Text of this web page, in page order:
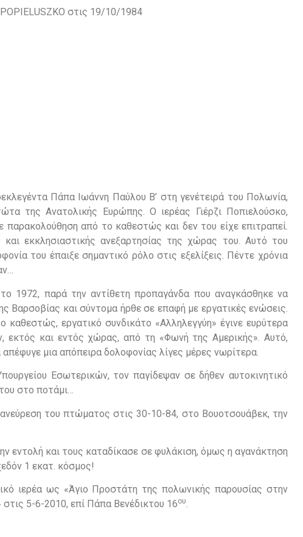
στις 19/10/1984
Πάπα Ιωάννη Παύλου Β’ στη γενέτειρά του Πολωνία,
της Ανατολικής Ευρώπης. Ο ιερέας Γιέρζι Ποπιελούσκο,
από το καθεστώς και δεν του είχε επιτραπεί.
εκκλησιαστικής ανεξαρτησίας της χώρας του. Αυτό του
του έπαιξε σημαντικό ρόλο στις εξελίξεις. Πέντε χρόνια
1972, παρά την αντίθετη προπαγάνδα που αναγκάσθηκε να
Βαρσοβίας και σύντομα ήρθε σε επαφή με εργατικές ενώσεις.
εργατικό συνδικάτο «Αλληλεγγύη» έγινε ευρύτερα
εκτός και εντός χώρας, από τη «Φωνή της Αμερικής». Αυτό,
μια απόπειρα δολοφονίας λίγες μέρες νωρίτερα.
Εσωτερικών, τον παγίδεψαν σε δήθεν αυτοκινητικό
στο ποτάμι…
του πτώματος στις 30-10-84, στο Βουοτσουάβεκ, την
εντολή και τους καταδίκασε σε φυλάκιση, όμως η αγανάκτηση
1 εκατ. κόσμος!
ιερέα ως «Άγιο Προστάτη της πολωνικής παρουσίας στην
5-6-2010, επί Πάπα Βενέδικτου 16ου.